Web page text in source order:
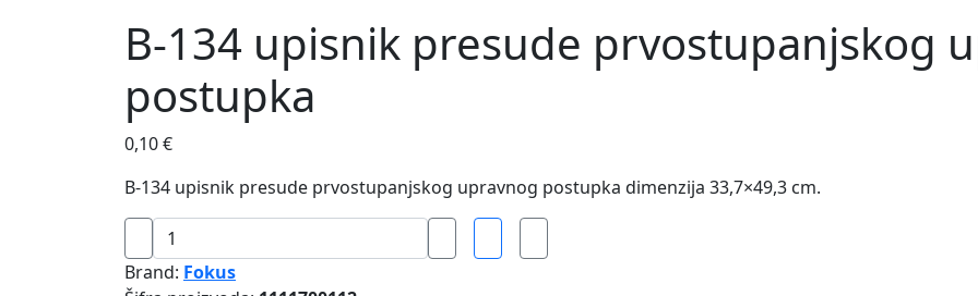
B-134 upisnik presude prvostupanjskog
postupka
0,10€
B-134 upisnik presude prvostupanjskog upravnog postupka dimenzija 33,7×49,3 cm.
B-
134
upisnik
Brand: Fokus